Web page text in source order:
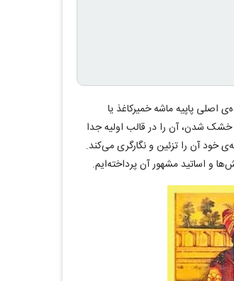
اصلی پاپیه ماشه خمیرکاغذ یا
شدن، آن را در قالب اولیه جدا
خود آن را تزئین و نگارگری می‌کند.
و اساتید مشهور آن پرداخته‌ایم.